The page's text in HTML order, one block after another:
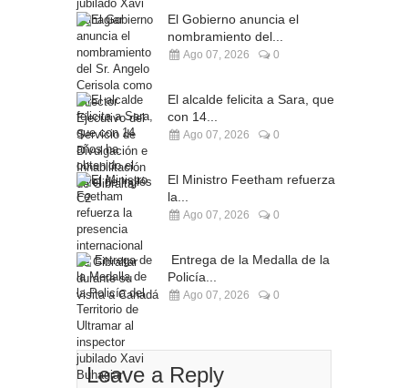
El Gobierno anuncia el
nombramiento del...
Ago 07, 2026 0
El alcalde felicita a Sara, que
con 14...
Ago 07, 2026 0
El Ministro Feetham refuerza
la...
Ago 07, 2026 0
Entrega de la Medalla de la
Policía...
Ago 07, 2026 0
Leave a Reply